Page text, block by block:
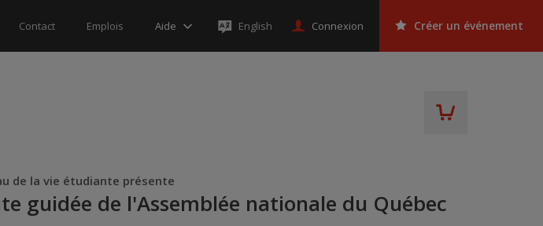
Contact Emplois Aide English Connexion Créer un événement
de la vie étudiante présente
guidée de l'Assemblée nationale du Québec